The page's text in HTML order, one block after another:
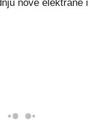
nove elektrane